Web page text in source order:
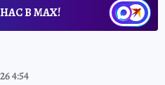
В МАХ!
4:54